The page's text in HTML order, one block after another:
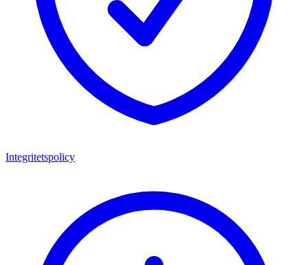
Integritetspolicy